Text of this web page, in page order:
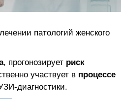
патологий женского
, прогонозирует риск
участвует в процессе
диагностики.